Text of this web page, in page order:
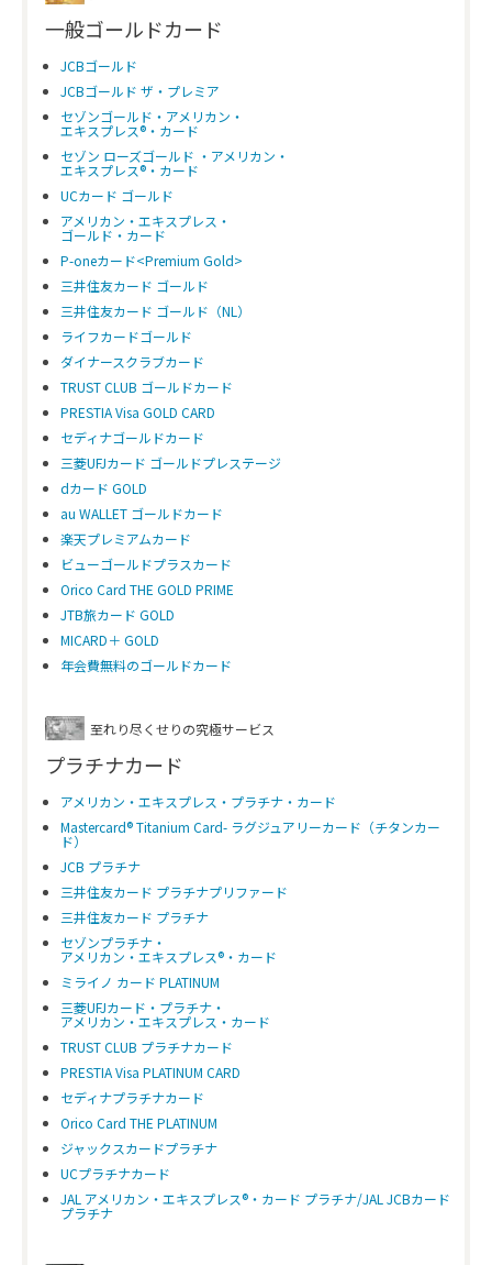
一般ゴールドカード
JCBゴールド
JCBゴールド ザ・プレミア
セゾンゴールド・アメリカン・
エキスプレス®・カード
セゾン ローズゴールド ・アメリカン・
エキスプレス®・カード
UCカード ゴールド
アメリカン・エキスプレス・
ゴールド・カード
P-oneカード<Premium Gold>
三井住友カード ゴールド
三井住友カード ゴールド（NL）
ライフカードゴールド
ダイナースクラブカード
TRUST CLUB ゴールドカード
PRESTIA Visa GOLD CARD
セディナゴールドカード
三菱UFJカード ゴールドプレステージ
dカード GOLD
au WALLET ゴールドカード
楽天プレミアムカード
ビューゴールドプラスカード
Orico Card THE GOLD PRIME
JTB旅カード GOLD
MICARD＋ GOLD
年会費無料のゴールドカード
至れり尽くせりの究極サービス
プラチナカード
アメリカン・エキスプレス・プラチナ・カード
Mastercard® Titanium Card- ラグジュアリーカード（チタンカー
ド）
JCB プラチナ
三井住友カード プラチナプリファード
三井住友カード プラチナ
セゾンプラチナ・
アメリカン・エキスプレス®・カード
ミライノ カード PLATINUM
三菱UFJカード・プラチナ・
アメリカン・エキスプレス・カード
TRUST CLUB プラチナカード
PRESTIA Visa PLATINUM CARD
セディナプラチナカード
Orico Card THE PLATINUM
ジャックスカードプラチナ
UCプラチナカード
JAL アメリカン・エキスプレス®・カード プラチナ/JAL JCBカード
プラチナ